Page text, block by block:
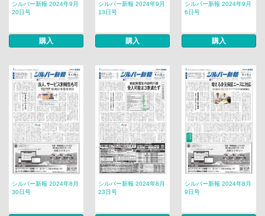
シルバー新報 2024年9月
20日号
購入
シルバー新報 2024年9月
13日号
購入
シルバー新報 2024年9月
6日号
購入
シルバー新報 2024年8月
30日号
シルバー新報 2024年8月
23日号
シルバー新報 2024年8月
9日号